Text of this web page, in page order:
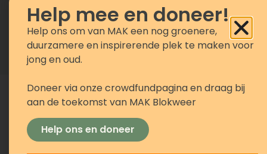
Help mee en doneer!
Help ons om van MAK een nog groenere,
duurzamere en inspirerende plek te maken voor
jong en oud.
Doneer via onze crowdfundpagina en draag bij
aan de toekomst van MAK Blokweer
Help ons en doneer